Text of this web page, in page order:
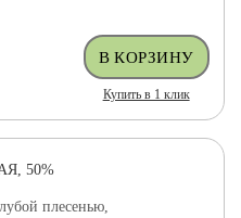
Купить в 1 клик
50%
плесенью,